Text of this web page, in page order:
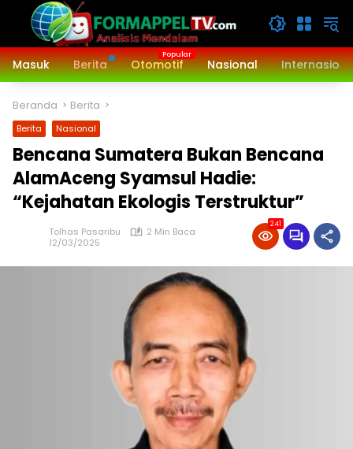
Langsung
konten
Masuk
Berita Otomotif Nasional
Beranda Berita
Berita Nasional
Bencana Sumatera Bukan Bencana
AlamAceng Syamsul Hadie:
“Kejahatan Ekologis Terstruktur”
Tolhas Pasaribu
2 Min Baca
12/03/2025
241